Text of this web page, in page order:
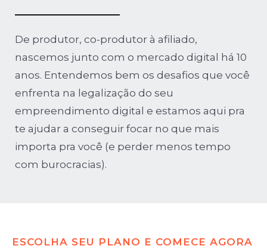
De produtor, co-produtor à afiliado,
nascemos junto com o mercado digital há 10
anos. Entendemos bem os desafios que você
enfrenta na legalização do seu
empreendimento digital e estamos aqui pra
te ajudar a conseguir focar no que mais
importa pra você (e perder menos tempo
com burocracias).
ESCOLHA SEU PLANO E COMECE AGORA